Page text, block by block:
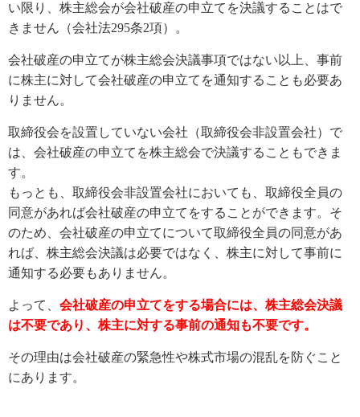
い限り、株主総会が会社破産の申立てを決議することはで
きません（会社法295条2項）。
会社破産の申立てが株主総会決議事項ではない以上、事前
に株主に対して会社破産の申立てを通知することも必要あ
りません。
取締役会を設置していない会社（取締役会非設置会社）で
は、会社破産の申立てを株主総会で決議することもできま
す。
もっとも、取締役会非設置会社においても、取締役全員の
同意があれば会社破産の申立てをすることができます。そ
のため、会社破産の申立てについて取締役全員の同意があ
れば、株主総会決議は必要ではなく、株主に対して事前に
通知する必要もありません。
よって、 会社破産の申立てをする場合には、株主総会決議
は不要であり、株主に対する事前の通知も不要です。
その理由は会社破産の緊急性や株式市場の混乱を防ぐこと
にあります。